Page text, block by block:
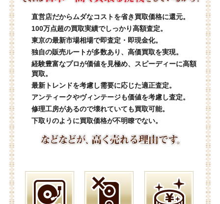
直営店だからムダなコストを省き買取価格に還元。
100万点超の買取実績でしっかり高額査定。
東京の最新市場相場で即査定・即現金化。
独自の販売ルートが多数あり、高価買取を実現。
経験豊富なプロが価値を見極め、スピーディーに高額
買取。
最新トレンドを考慮し需要に応じた適正査定。
アンティークやヴィンテージも価値を考慮し査定。
修理工房があるので壊れていても買取可能。
下取りのように買取価格が不明瞭でない。